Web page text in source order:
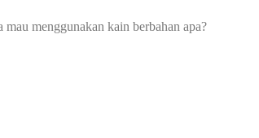
menggunakan kain berbahan apa?